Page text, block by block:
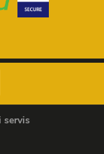
servis